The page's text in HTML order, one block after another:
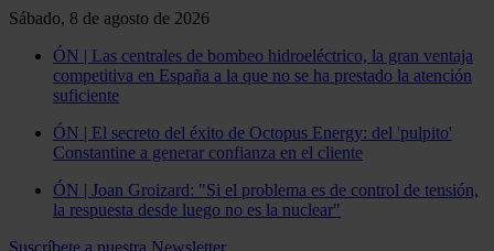
Sábado, 8 de agosto de 2026
ÓN | Las centrales de bombeo hidroeléctrico, la gran ventaja
competitiva en España a la que no se ha prestado la atención
suficiente
ÓN | El secreto del éxito de Octopus Energy: del 'pulpito'
Constantine a generar confianza en el cliente
ÓN | Joan Groizard: "Si el problema es de control de tensión,
la respuesta desde luego no es la nuclear"
Suscríbete a nuestra Newsletter